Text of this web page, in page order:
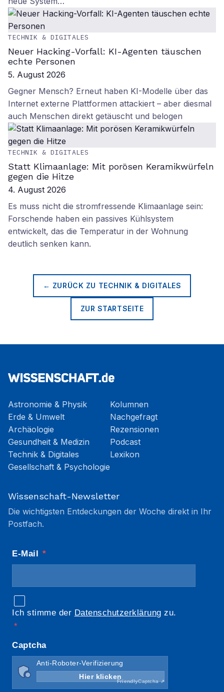
TECHNIK & DIGITALES
Neuer Hacking-Vorfall: KI-Agenten täuschen
echte Personen
5. August 2026
Gegner Mensch? Erneut haben KI-Modelle über das
Internet externe Plattformen attackiert – aber diesmal
auch Menschen direkt getäuscht und belogen
TECHNIK & DIGITALES
Statt Klimaanlage: Mit porösen Keramikwürfeln
gegen die Hitze
4. August 2026
Es muss nicht die stromfressende Klimaanlage sein:
Forschende haben ein passives Kühlsystem
entwickelt, das die Temperatur in der Wohnung
deutlich senken kann.
← ZURÜCK ZU TECHNIK & DIGITALES
ZUR STARTSEITE
Astronomie & Physik
Erde & Umwelt
Archäologie
Gesundheit & Medizin
Technik & Digitales
Gesellschaft & Psychologie
Kolumnen
Nachgefragt
Rezensionen
Podcast
Lexikon
Wissenschaft-Newsletter
Die wichtigsten Entdeckungen der Woche direkt in Ihr
Postfach.